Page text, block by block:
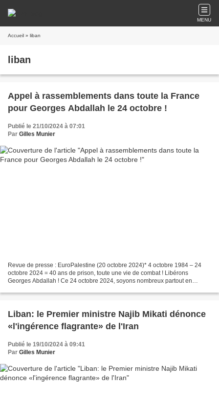
MENU
Accueil » liban
liban
Appel à rassemblements dans toute la France
pour Georges Abdallah le 24 octobre !
Publié le 21/10/2024 à 07:01
Par Gilles Munier
Revue de presse : EuroPalestine (20 octobre 2024)* 4 octobre 1984 – 24
octobre 2024 = 40 ans de prison, toute une vie de combat ! Libérons
Georges Abdallah ! Ce 24 octobre 2024, soyons nombreux partout en
Liban: le Premier ministre Najib Mikati dénonce
«l'ingérence flagrante» de l'Iran
Publié le 19/10/2024 à 09:41
Par Gilles Munier